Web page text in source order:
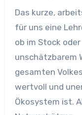
Das kurze,
für uns eine
ob im Stock
unschätzbarem
gesamten
wertvoll und
Ökosystem ist.